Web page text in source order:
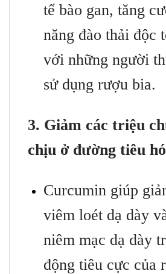
tế bào gan, tăng
năng đào thải độc
với những người
sử dụng rượu bia.
3. Giảm các triệu
chịu ở đường tiêu
Curcumin giúp
viêm loét dạ dày
niêm mạc dạ dày
động tiêu cực của